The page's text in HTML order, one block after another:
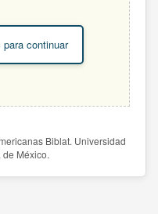
para continuar
Biblat. Universidad
México.